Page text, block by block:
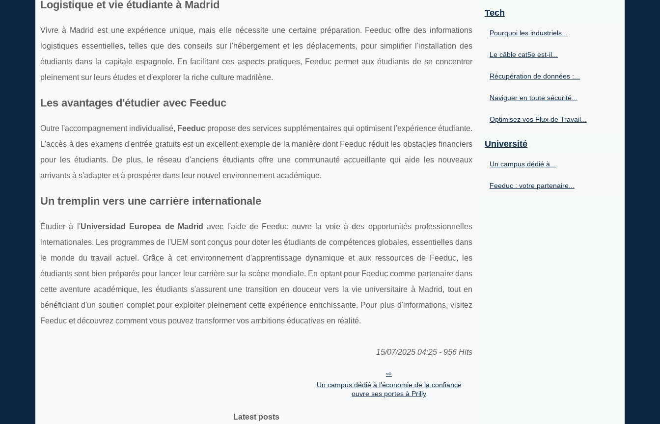
Logistique et vie étudiante à Madrid
Vivre à Madrid est une expérience unique, mais elle nécessite une certaine préparation. Feeduc offre des informations
logistiques essentielles, telles que des conseils sur l'hébergement et les déplacements, pour simplifier l'installation des
étudiants dans la capitale espagnole. En facilitant ces aspects pratiques, Feeduc permet aux étudiants de se concentrer
pleinement sur leurs études et d'explorer la riche culture madrilène.
Les avantages d'étudier avec Feeduc
Outre l'accompagnement individualisé, Feeduc propose des services supplémentaires qui optimisent l'expérience étudiante.
L'accès à des examens d'entrée gratuits est un excellent exemple de la manière dont Feeduc réduit les obstacles financiers
pour les étudiants. De plus, le réseau d'anciens étudiants offre une communauté accueillante qui aide les nouveaux
arrivants à s'adapter et à prospérer dans leur nouvel environnement académique.
Un tremplin vers une carrière internationale
Étudier à l'Universidad Europea de Madrid avec l'aide de Feeduc ouvre la voie à des opportunités professionnelles
internationales. Les programmes de l'UEM sont conçus pour doter les étudiants de compétences globales, essentielles dans
le monde du travail actuel. Grâce à cet environnement d'apprentissage dynamique et aux ressources de Feeduc, les
étudiants sont bien préparés pour lancer leur carrière sur la scène mondiale. En optant pour Feeduc comme partenaire dans
cette aventure académique, les étudiants s'assurent une transition en douceur vers la vie universitaire à Madrid, tout en
bénéficiant d'un soutien complet pour exploiter pleinement cette expérience enrichissante. Pour plus d'informations, visitez
Feeduc et découvrez comment vous pouvez transformer vos ambitions éducatives en réalité.
15/07/2025 04:25 - 956 Hits
Un campus dédié à l'économie de la confiance
ouvre ses portes à Prilly
Latest posts
Tech
Pourquoi les industriels...
Le câble cat5e est-il...
Récupération de données :...
Naviguer en toute sécurité...
Optimisez vos Flux de Travail...
Université
Un campus dédié à...
Feeduc : votre partenaire...